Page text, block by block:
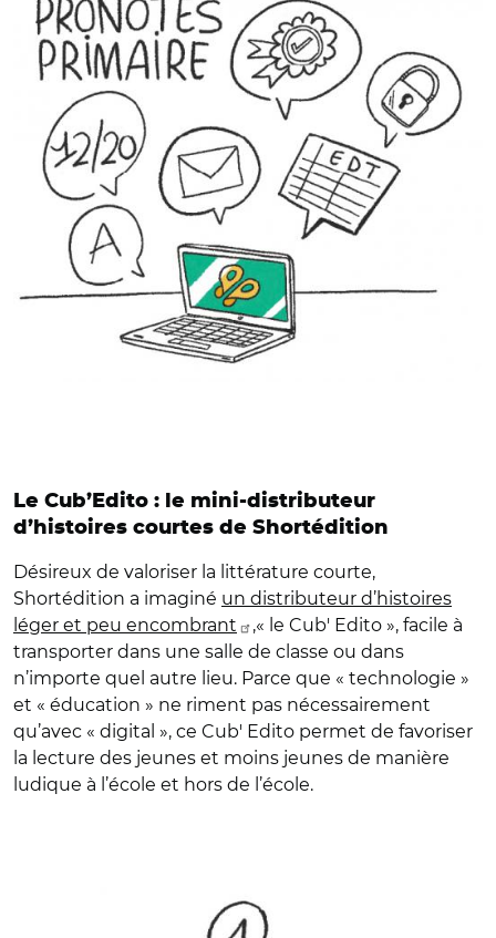
Le Cub’Edito : le mini-distributeur
d’histoires courtes de Shortédition
Désireux de valoriser la littérature courte,
Shortédition a imaginé un distributeur d’histoires
léger et peu encombrant
,« le Cub' Edito », facile à
transporter dans une salle de classe ou dans
n’importe quel autre lieu. Parce que « technologie »
et « éducation » ne riment pas nécessairement
qu’avec « digital », ce Cub' Edito permet de favoriser
la lecture des jeunes et moins jeunes de manière
ludique à l’école et hors de l’école.